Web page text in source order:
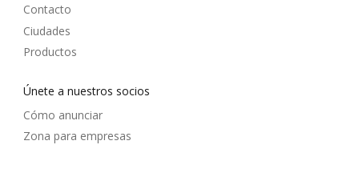
Contacto
Ciudades
Productos
Únete a nuestros socios
Cómo anunciar
Zona para empresas